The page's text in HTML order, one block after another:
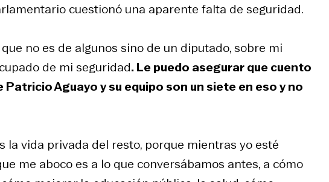
cuestionó una aparente falta de seguridad.
no es de algunos sino de un diputado, sobre mi
de mi seguridad. Le puedo asegurar que cuento
Aguayo y su equipo son un siete en eso y no
la vida privada del resto, porque mientras yo esté
me aboco es a lo que conversábamos antes, a cómo